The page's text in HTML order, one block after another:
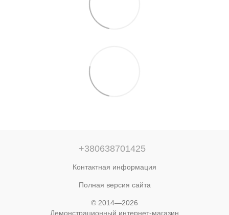
+380638701425
Контактная информация
Полная версия сайта
© 2014—2026
Демонстрационный интернет-магазин